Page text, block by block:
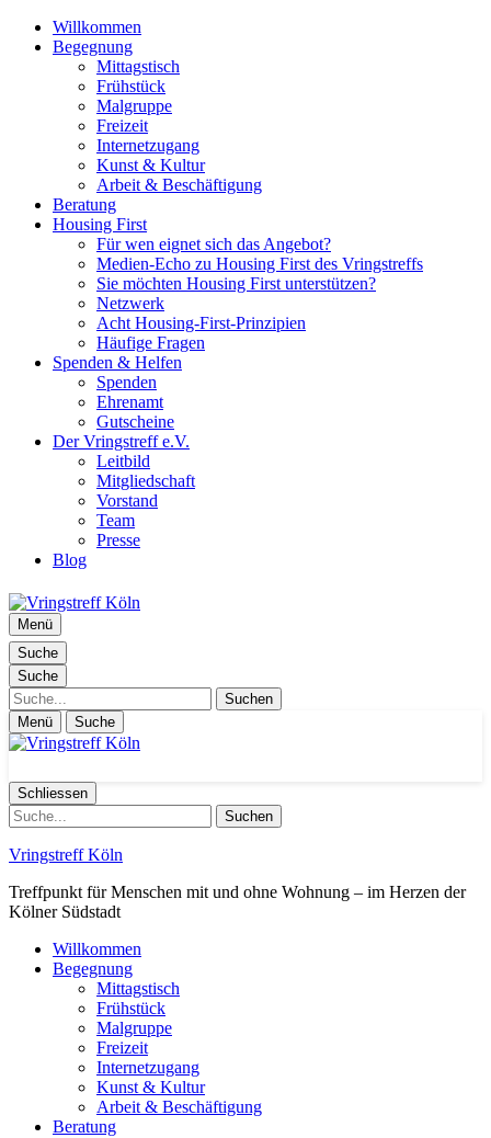
Willkommen
Begegnung
Mittagstisch
Frühstück
Malgruppe
Freizeit
Internetzugang
Kunst & Kultur
Arbeit & Beschäftigung
Beratung
Housing First
Für wen eignet sich das Angebot?
Medien-Echo zu Housing First des Vringstreffs
Sie möchten Housing First unterstützen?
Netzwerk
Acht Housing-First-Prinzipien
Häufige Fragen
Spenden & Helfen
Spenden
Ehrenamt
Gutscheine
Der Vringstreff e.V.
Leitbild
Mitgliedschaft
Vorstand
Team
Presse
Blog
Menü
Suche
Suche
Suche
Menü Suche
Schliessen
Suche
Vringstreff Köln
Treffpunkt für Menschen mit und ohne Wohnung – im Herzen der
Kölner Südstadt
Willkommen
Begegnung
Mittagstisch
Frühstück
Malgruppe
Freizeit
Internetzugang
Kunst & Kultur
Arbeit & Beschäftigung
Beratung